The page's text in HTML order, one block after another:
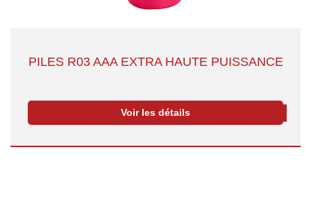
PILES R03 AAA EXTRA HAUTE PUISSANCE
Voir les détails